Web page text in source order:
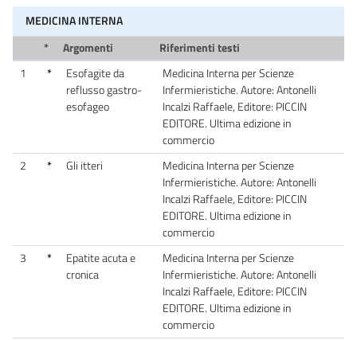
MEDICINA INTERNA
*
Argomenti
Riferimenti testi
1
*
Esofagite da
reflusso gastro-
esofageo
Medicina Interna per Scienze
Infermieristiche. Autore: Antonelli
Incalzi Raffaele, Editore: PICCIN
EDITORE. Ultima edizione in
commercio
2
* Gli itteri
Medicina Interna per Scienze
Infermieristiche. Autore: Antonelli
Incalzi Raffaele, Editore: PICCIN
EDITORE. Ultima edizione in
commercio
3
*
Epatite acuta e
cronica
Medicina Interna per Scienze
Infermieristiche. Autore: Antonelli
Incalzi Raffaele, Editore: PICCIN
EDITORE. Ultima edizione in
commercio